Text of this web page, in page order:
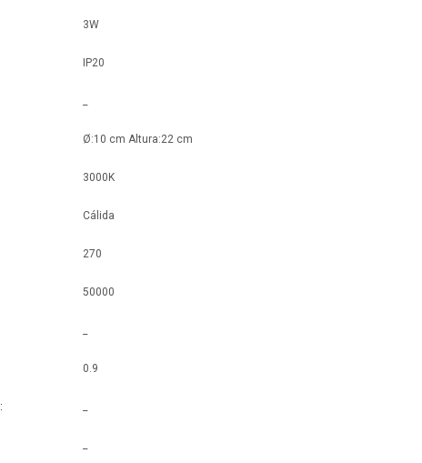
3W
IP20
Ø:10 cm Altura:22 cm
3000K
Cálida
270
50000
0.9